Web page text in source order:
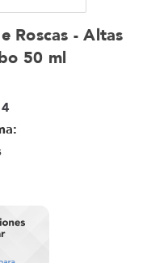
Roscas - Altas
50 ml